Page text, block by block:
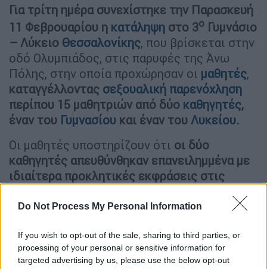
Do Not Process My Personal Information
If you wish to opt-out of the sale, sharing to third parties, or
processing of your personal or sensitive information for
targeted advertising by us, please use the below opt-out
Για τρίτη ημέρα συνεχίστηκε την Παρασκευή
11 Φεβρουαρίου η κατάληψη στο 3ο Γυμνάσιο
– Λύκειο Θεσσαλονίκης, που βρίσκεται στην
οδό Ολυμπιάδος, στις παρυφές της Άνω
Πόλης, στην οποία προχώρησαν οι μαθητές,
καταγγέλλοντας σεξουαλική παρενόχληση
περίπου 15 μαθητριών από δύο καθηγητές,
έναν του Γυμνασίου και έναν του Λυκείου.
Οι μαθητές υποστηρίζουν ότι οι δύο
καθηγητές απευθύνθηκαν επανειλημμένα με
ιδιαίτερα προκλητικές εκφράσεις στις
τες να αισθάνονται ιδιαίτερα άβολα
ανήρτησαν στον πίνακα ανακοινώσεων τις
εκφράσεις που καταγγέλλουν ότι είπαν κατά